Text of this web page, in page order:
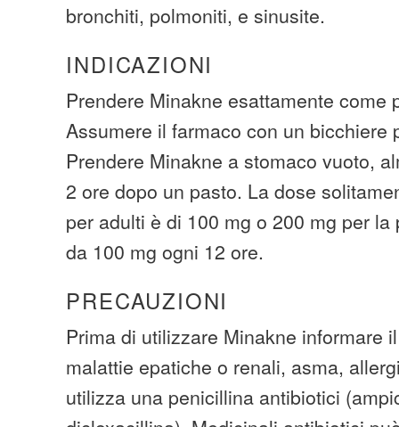
bronchiti, polmoniti, e sinusite.
INDICAZIONI
Prendere Minakne esattamente come
Assumere il farmaco con un bicchiere
Prendere Minakne a stomaco vuoto,
2 ore dopo un pasto. La dose
per adulti è di 100 mg o 200 mg per
da 100 mg ogni 12 ore.
PRECAUZIONI
Prima di utilizzare Minakne informare
malattie epatiche o renali, asma,
utilizza una penicillina antibiotici